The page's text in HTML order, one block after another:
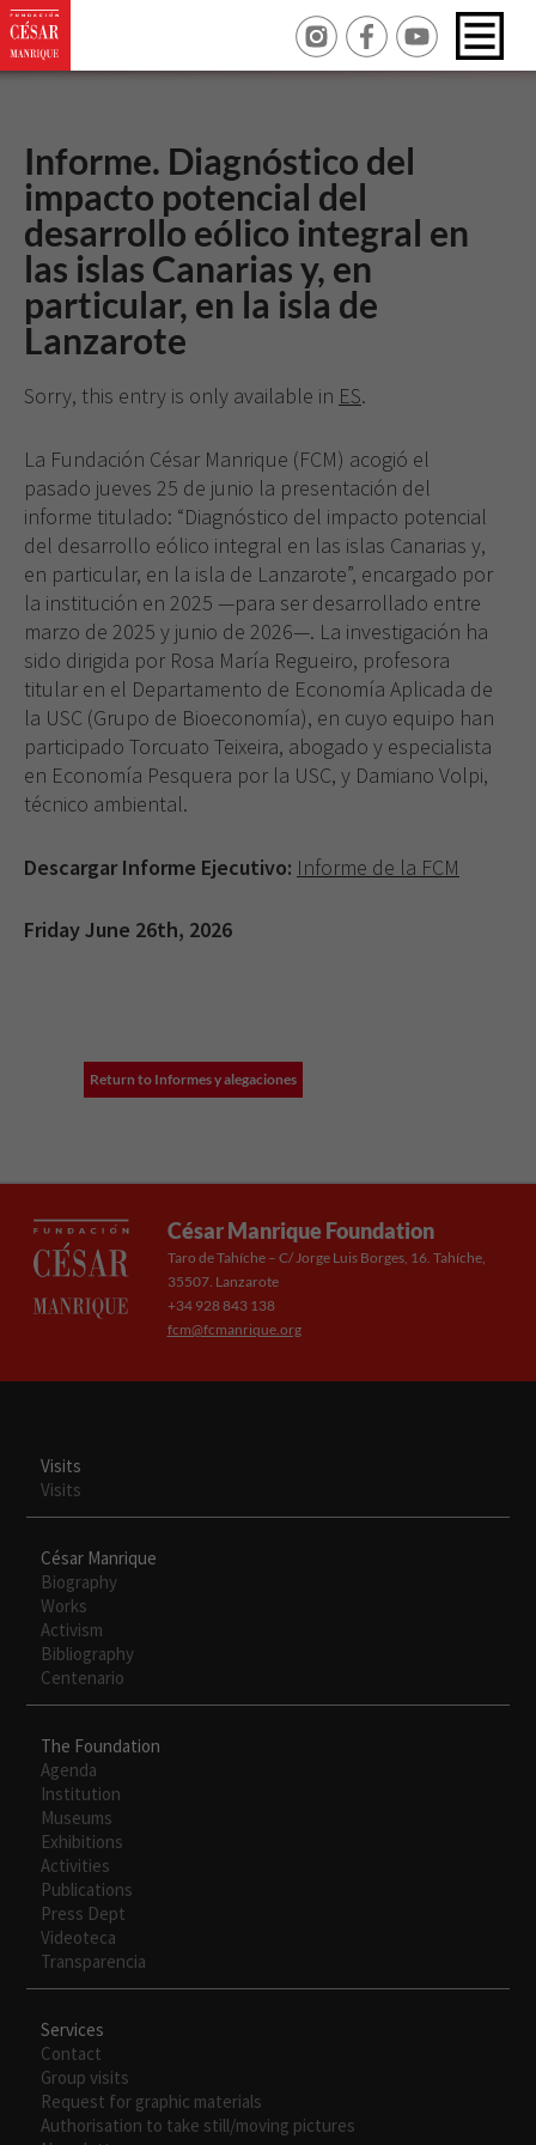
Informe. Diagnóstico del
impacto potencial del
desarrollo eólico integral en
las islas Canarias y, en
particular, en la isla de
Lanzarote
Sorry, this entry is only available in ES.
La Fundación César Manrique (FCM) acogió el
pasado jueves 25 de junio la presentación del
informe titulado: “Diagnóstico del impacto potencial
del desarrollo eólico integral en las islas Canarias y,
en particular, en la isla de Lanzarote”, encargado por
la institución en 2025 —para ser desarrollado entre
marzo de 2025 y junio de 2026—. La investigación ha
sido dirigida por Rosa María Regueiro, profesora
titular en el Departamento de Economía Aplicada de
la USC (Grupo de Bioeconomía), en cuyo equipo han
participado Torcuato Teixeira, abogado y especialista
en Economía Pesquera por la USC, y Damiano Volpi,
técnico ambiental.
Descargar Informe Ejecutivo: Informe de la FCM
Friday June 26th, 2026
Return to Informes y alegaciones
César Manrique Foundation
Taro de Tahíche – C/ Jorge Luis Borges, 16. Tahíche,
35507. Lanzarote
+34 928 843 138
fcm@fcmanrique.org
Visits
Visits
César Manrique
Biography
Works
Activism
Bibliography
Centenario
The Foundation
Agenda
Institution
Museums
Exhibitions
Activities
Publications
Press Dept
Videoteca
Transparencia
Services
Contact
Group visits
Request for graphic materials
Authorisation to take still/moving pictures
Experiencia